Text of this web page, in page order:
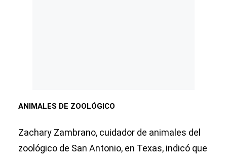
ANIMALES DE ZOOLÓGICO
Zachary Zambrano, cuidador de animales del
zoológico de San Antonio, en Texas, indicó que